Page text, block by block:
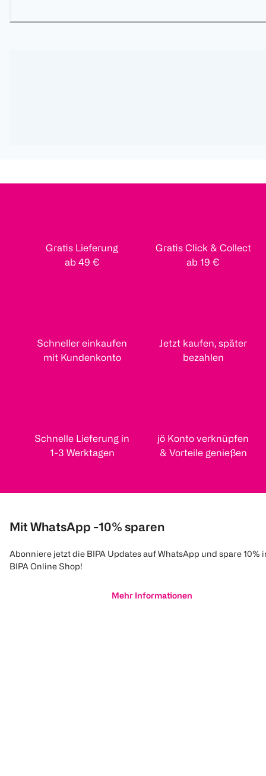
Gratis Lieferung
ab 49 €
Gratis Click & Collect
ab 19 €
Schneller einkaufen
mit Kundenkonto
Jetzt kaufen, später
bezahlen
Schnelle Lieferung in
1-3 Werktagen
jö Konto verknüpfen
& Vorteile genießen
Mit WhatsApp -10% sparen
Abonniere jetzt die BIPA Updates auf WhatsApp und spare 10%
BIPA Online Shop!
Mehr Informationen